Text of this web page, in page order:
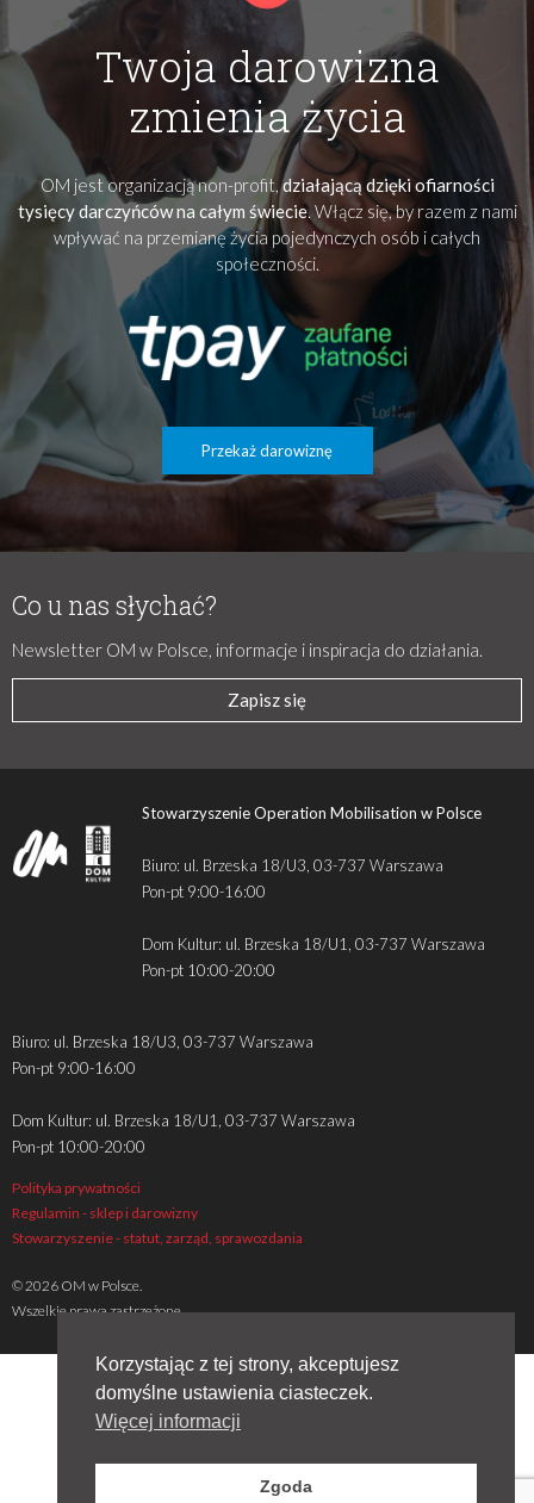
Twoja darowizna
zmienia życia
OM jest organizacją non-profit,działającą dzięki ofiarności
tysięcy darczyńców na całym świecie. Włącz się, by razem z nami
wpływać na przemianę życia pojedynczych osób i całych
społeczności.
Przekaż darowiznę
Co u nas słychać?
Newsletter OM w Polsce, informacje i inspiracja do działania.
Zapisz się
Stowarzyszenie Operation Mobilisation w Polsce
Biuro: ul. Brzeska 18/U3, 03-737 Warszawa
Pon-pt 9:00-16:00
Dom Kultur: ul. Brzeska 18/U1, 03-737 Warszawa
Pon-pt 10:00-20:00
Biuro: ul. Brzeska 18/U3, 03-737 Warszawa
Pon-pt 9:00-16:00
Dom Kultur: ul. Brzeska 18/U1, 03-737 Warszawa
Pon-pt 10:00-20:00
Polityka prywatności
Regulamin - sklep i darowizny
Stowarzyszenie - statut, zarząd, sprawozdania
© 2026 OM w Polsce.
Wszelkie prawa zastrzeżone
Korzystając z tej strony, akceptujesz
domyślne ustawienia ciasteczek.
Więcej informacji
Zgoda